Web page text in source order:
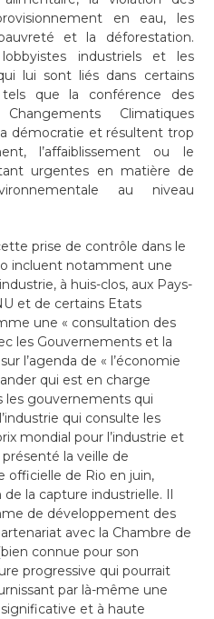
en eau, les
et la déforestation.
industriels et les
lui sont liés dans certains
que la conférence des
Climatiques
démocratie et résultent trop
l’affaiblissement ou le
urgentes en matière de
au niveau
prise de contrôle dans le
incluent notamment une
à huis-clos, aux Pays-
et de certains Etats
une « consultation des
les Gouvernements et la
l’agenda de « l’économie
qui est en charge
les gouvernements qui
qui consulte les
mondial pour l’industrie et
la veille de
officielle de Rio en juin,
la capture industrielle. Il
de développement des
avec la Chambre de
connue pour son
progressive qui pourrait
par là-même une
et à haute